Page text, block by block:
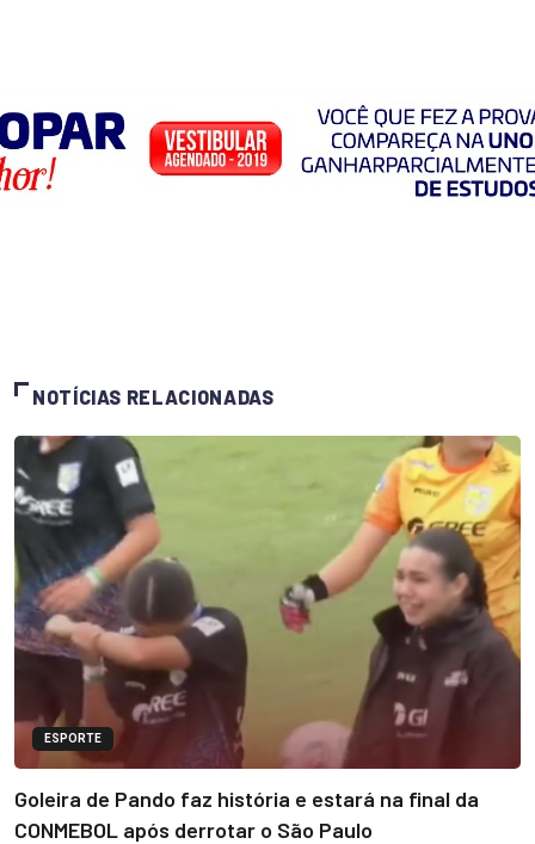
NOTÍCIAS RELACIONADAS
ESPORTE
Goleira de Pando faz história e estará na final da
CONMEBOL após derrotar o São Paulo